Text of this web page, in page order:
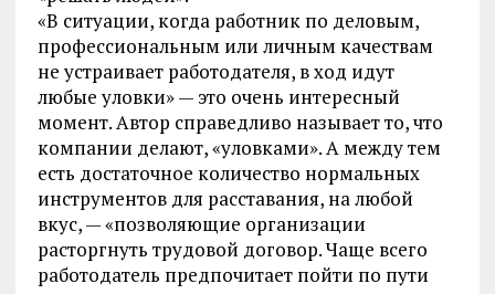
«В ситуации, когда работник по деловым,
профессиональным или личным качествам
не устраивает работодателя, в ход идут
любые уловки» — это очень интересный
момент. Автор справедливо называет то, что
компании делают, «уловками». А между тем
есть достаточное количество нормальных
инструментов для расставания, на любой
вкус, — «позволяющие организации
расторгнуть трудовой договор. Чаще всего
работодатель предпочитает пойти по пути